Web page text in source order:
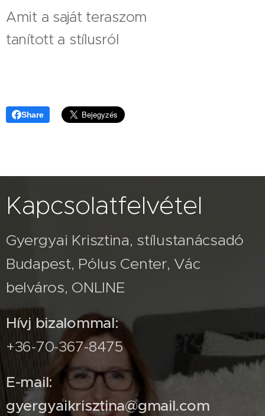
Amit a saját teraszom
tanított a stílusról
Share
Kapcsolatfelvétel
Gyergyai Krisztina, stílustanácsadó
Budapest, Pólus Center, Vác
belváros, ONLINE
Hívj bizalommal:
+36-70-367-8475
E-mail:
gyergyaikrisztina@gmail.com